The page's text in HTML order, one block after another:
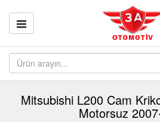
Mitsubishi L200 Cam
Motorsuz